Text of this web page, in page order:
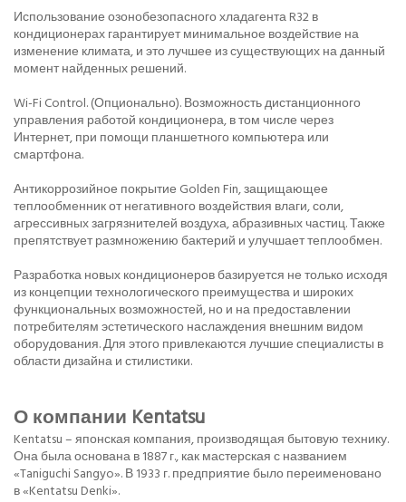
Использование озонобезопасного хладагента R32 в
кондиционерах гарантирует минимальное воздействие на
изменение климата, и это лучшее из существующих на данный
момент найденных решений.
Wi-Fi Control. (Опционально). Возможность дистанционного
управления работой кондиционера, в том числе через
Интернет, при помощи планшетного компьютера или
смартфона.
Антикоррозийное покрытие Golden Fin, защищающее
теплообменник от негативного воздействия влаги, соли,
агрессивных загрязнителей воздуха, абразивных частиц. Также
препятствует размножению бактерий и улучшает теплообмен.
Разработка новых кондиционеров базируется не только исходя
из концепции технологического преимущества и широких
функциональных возможностей, но и на предоставлении
потребителям эстетического наслаждения внешним видом
оборудования. Для этого привлекаются лучшие специалисты в
области дизайна и стилистики.
О компании Kentatsu
Kentatsu – японская компания, производящая бытовую технику.
Она была основана в 1887 г., как мастерская с названием
«Taniguchi Sangyo». В 1933 г. предприятие было переименовано
в «Kentatsu Denki».